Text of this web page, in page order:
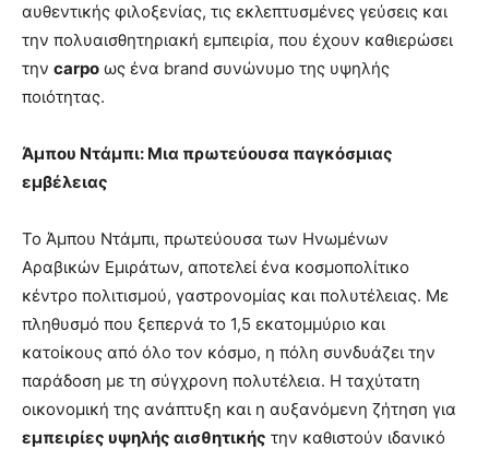
αυθεντικής φιλοξενίας, τις εκλεπτυσμένες γεύσεις και
την πολυαισθητηριακή εμπειρία, που έχουν καθιερώσει
την carpo ως ένα brand συνώνυμο της υψηλής
ποιότητας.
Άμπου Ντάμπι: Μια πρωτεύουσα παγκόσμιας
εμβέλειας
Το Άμπου Ντάμπι, πρωτεύουσα των Ηνωμένων
Αραβικών Εμιράτων, αποτελεί ένα κοσμοπολίτικο
κέντρο πολιτισμού, γαστρονομίας και πολυτέλειας. Με
πληθυσμό που ξεπερνά το 1,5 εκατομμύριο και
κατοίκους από όλο τον κόσμο, η πόλη συνδυάζει την
παράδοση με τη σύγχρονη πολυτέλεια. Η ταχύτατη
οικονομική της ανάπτυξη και η αυξανόμενη ζήτηση για
εμπειρίες υψηλής αισθητικής την καθιστούν ιδανικό